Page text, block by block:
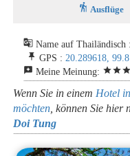
hiking Ausflüge
g_translate Name auf
push_pin GPS : 20.289618,
reviews Meine Meinung: starstarstar
Wenn Sie in einem Hotel
möchten , können Sie hier
Doi Tung